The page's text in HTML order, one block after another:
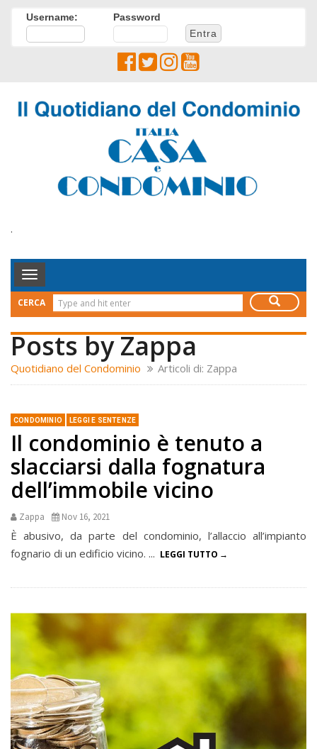
Username: Password
.
Toggle
Navigation
CERCA
Posts by Zappa
Quotidiano del Condominio Articoli di: Zappa
CONDOMINIO LEGGI E SENTENZE
Il condominio è tenuto a
slacciarsi dalla fognatura
dell’immobile vicino
Zappa Nov 16, 2021
È abusivo, da parte del condominio, l’allaccio all’impianto
fognario di un edificio vicino. ... LEGGI TUTTO